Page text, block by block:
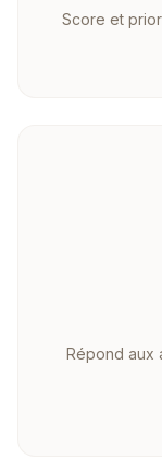
Score et
Répond aux